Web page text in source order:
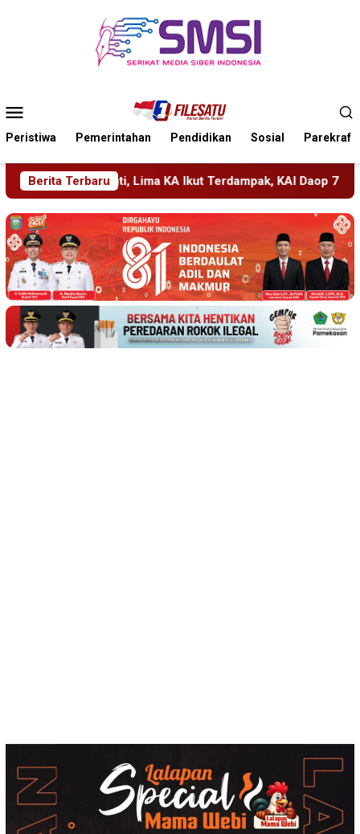
Mobile
Peristiwa Pemerintahan Pendidikan Sosial Parekraf
Berita Terbaru
Ikut Terdampak, KAI Daop 7 Gerak Cepat Pulihkan Layanan